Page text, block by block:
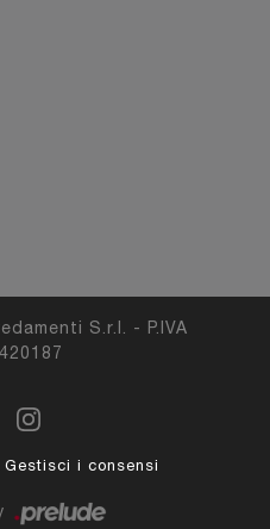
S.r.l. - P.IVA
Gestisci i consensi